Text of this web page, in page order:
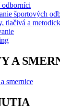
odborníci
športových
tlačivá a
A
smernice